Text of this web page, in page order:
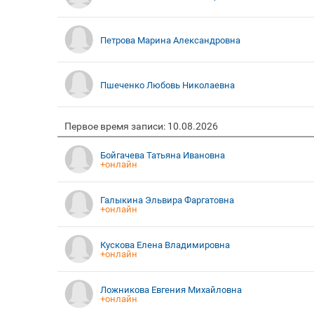
Петрова Марина Александровна
Пшеченко Любовь Николаевна
Первое время записи: 10.08.2026
Бойгачева Татьяна Ивановна
+онлайн
Галыкина Эльвира Фаргатовна
+онлайн
Кускова Елена Владимировна
+онлайн
Ложникова Евгения Михайловна
+онлайн